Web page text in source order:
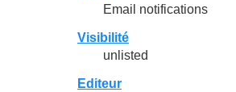
Email notifications
Visibilité
unlisted
Editeur